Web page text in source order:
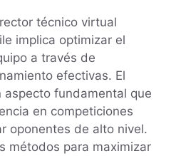
técnico virtual
implica optimizar el
a través de
efectivas. El
aspecto fundamental que
en competiciones
oponentes de alto nivel.
métodos para maximizar